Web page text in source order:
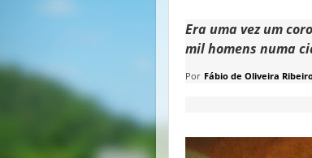
Era uma vez um
mil homens numa
Por Fábio de Oliveira